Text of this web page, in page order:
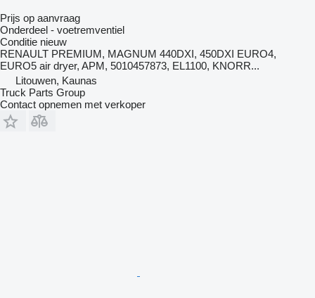
Prijs op aanvraag
Onderdeel - voetremventiel
Conditie nieuw
RENAULT PREMIUM, MAGNUM 440DXI, 450DXI EURO4,
EURO5 air dryer, APM, 5010457873, EL1100, KNORR...
Litouwen, Kaunas
Truck Parts Group
Contact opnemen met verkoper